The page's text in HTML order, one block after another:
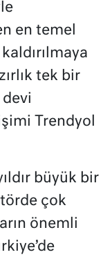
en temel
tek bir
Trendyol
büyük bir
çok
önemli